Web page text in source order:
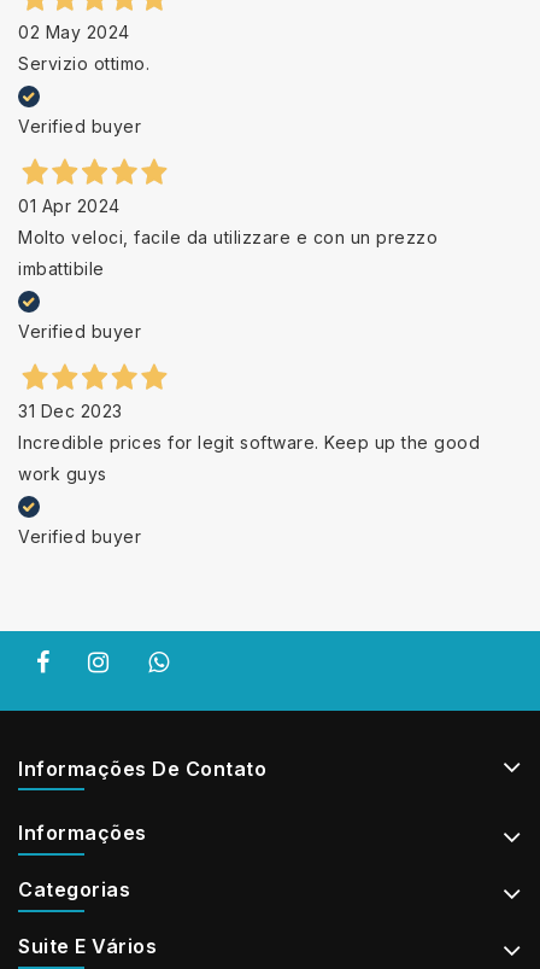
02 May 2024
Servizio ottimo.
Verified buyer
01 Apr 2024
Molto veloci, facile da utilizzare e con un prezzo
imbattibile
Verified buyer
31 Dec 2023
Incredible prices for legit software. Keep up the good
work guys
Verified buyer
Informações De Contato
Informações
Categorias
Suite E Vários